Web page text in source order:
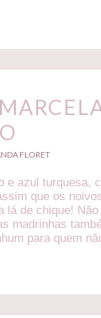
FLORET
e azul turquesa,
que os
lá de chique!
madrinhas
para quem